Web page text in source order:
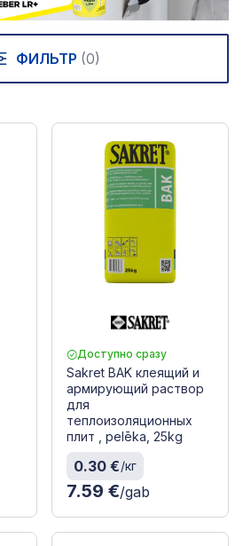
ФИЛЬТР (0)
Доступно сразу
Sakret BAK клеящий и
армирующий раствор
для
теплоизоляционных
плит , pelēka, 25kg
0.30 €/кг
7.59 €/gab